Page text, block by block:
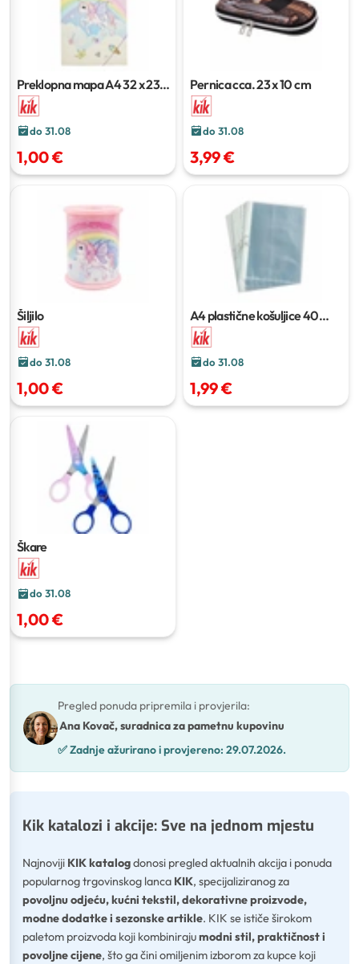
Preklopna mapa A432 x 23,5
cm
do 31.08
1,00 €
Pernicacca. 23 x 10 cm
do 31.08
3,99 €
Šiljilo
do 31.08
1,00 €
A4 plastične košuljice40
kom
do 31.08
1,99 €
Škare
do 31.08
1,00 €
Pregled ponuda pripremila i provjerila:
Ana Kovač, suradnica za pametnu kupovinu
✅Zadnje ažurirano i provjereno: 29.07.2026.
Kik katalozi i akcije: Sve na jednom mjestu
Najnoviji KIK katalogdonosi pregled aktualnih akcija i ponuda
popularnog trgovinskog lanca KIK, specijaliziranog za
povoljnu odjeću, kućni tekstil, dekorativne proizvode,
modne dodatke i sezonske artikle. KIK se ističe širokom
paletom proizvoda koji kombinirajumodni stil, praktičnost i
povoljne cijene, što ga čini omiljenim izborom za kupce koji